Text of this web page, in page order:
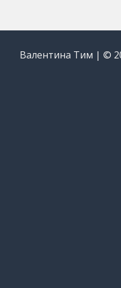
Валентина Тим | ©